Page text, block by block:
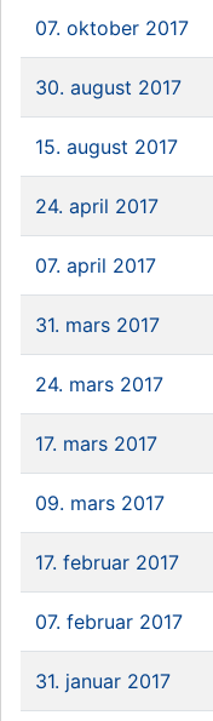
07. oktober 2017
30. august 2017
15. august 2017
24. april 2017
07. april 2017
31. mars 2017
24. mars 2017
17. mars 2017
09. mars 2017
17. februar 2017
07. februar 2017
31. januar 2017